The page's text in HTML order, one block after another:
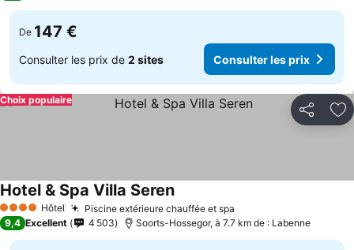
De 147 €
Consulter les prix de 2 sites Consulter les prix
Partager
Choix populaire
4 Étoiles Hôtel Piscine extérieure chauffée et spa
Hotel & Spa Villa Seren
9,4 Excellent 4 503 Soorts-Hossegor, à 7.7 km de : Labenne